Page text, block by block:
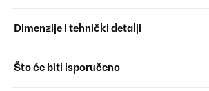
Dimenzije i tehnički detalji
Što će biti isporučeno